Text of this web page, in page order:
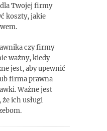
Twojej firmy
koszty, jakie
czy firmy
ważny, kiedy
jest, aby upewnić
firma prawna
Ważne jest
ich usługi